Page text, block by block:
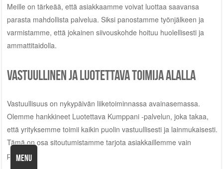
MENU
Meille on tärkeää, että asiakkaamme voivat luottaa saavansa
parasta mahdollista palvelua. Siksi panostamme työnjälkeen ja
varmistamme, että jokainen siivouskohde hoituu huolellisesti ja
ammattitaidolla.
Vastuullinen ja luotettava toimija alalla
Vastuullisuus on nykypäivän liiketoiminnassa avainasemassa.
Olemme hankkineet Luotettava Kumppani -palvelun, joka takaa,
että yrityksemme toimii kaikin puolin vastuullisesti ja lainmukaisesti.
Tämä on osa sitoutumistamme tarjota asiakkaillemme vain
parasta.